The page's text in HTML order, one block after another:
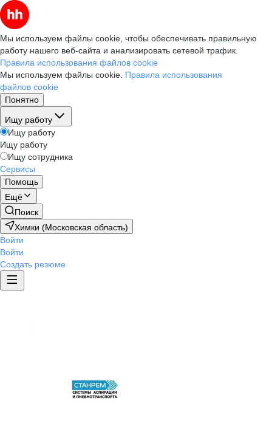
Мы используем файлы cookie, чтобы обеспечивать правильную
работу нашего веб-сайта и анализировать сетевой трафик.
Правила использования файлов cookie
Мы используем файлы cookie. Правила использования
файлов cookie
Понятно
Ищу работу
Ищу работу
Ищу работу
Ищу сотрудника
Сервисы
Помощь
Ещё
Поиск
Химки (Московская область)
Войти
Войти
Создать резюме